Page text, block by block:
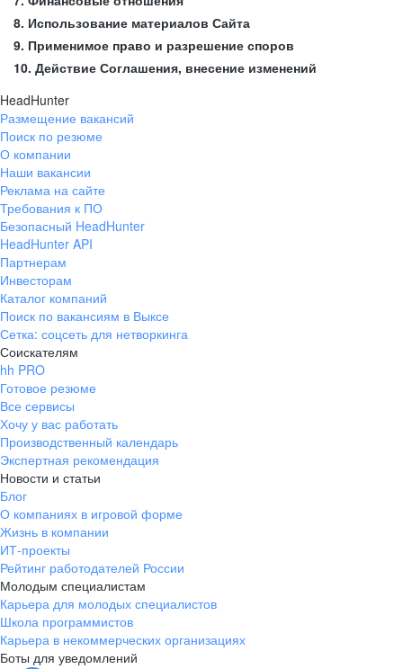
8. Использование материалов Сайта
9. Применимое право и разрешение споров
10. Действие Соглашения, внесение изменений
HeadHunter
Размещение вакансий
Поиск по резюме
О компании
Наши вакансии
Реклама на сайте
Требования к ПО
Безопасный HeadHunter
HeadHunter API
Партнерам
Инвесторам
Каталог компаний
Поиск по вакансиям в Выксе
Сетка: соцсеть для нетворкинга
Соискателям
hh PRO
Готовое резюме
Все сервисы
Хочу у вас работать
Производственный календарь
Экспертная рекомендация
Новости и статьи
Блог
О компаниях в игровой форме
Жизнь в компании
ИТ-проекты
Рейтинг работодателей России
Молодым специалистам
Карьера для молодых специалистов
Школа программистов
Карьера в некоммерческих организациях
Боты для уведомлений